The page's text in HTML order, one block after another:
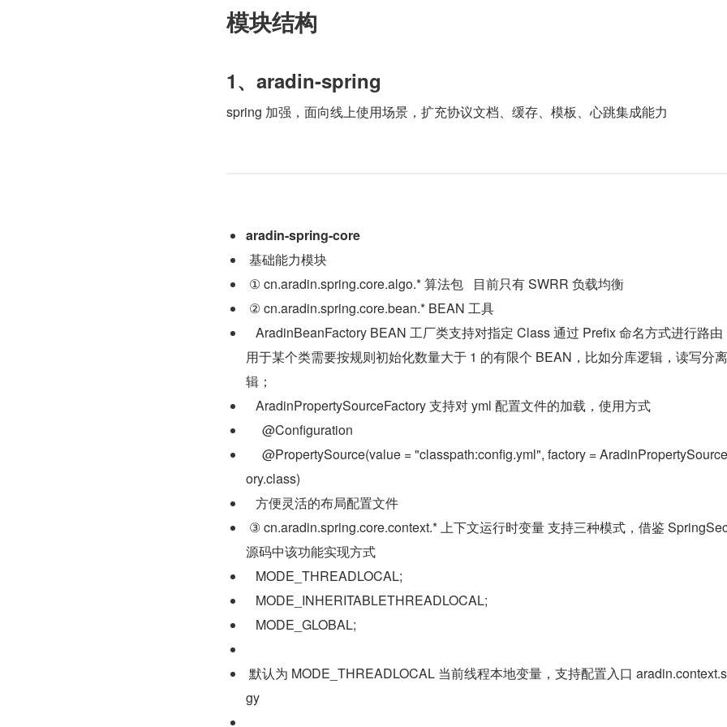
模块结构
1、aradin-spring
spring 加强，面向线上使用场景，扩充协议文档、缓存、模板、心跳集成能力
aradin-spring-core
基础能力模块
① cn.aradin.spring.core.algo.* 算法包   目前只有 SWRR 负载均衡
② cn.aradin.spring.core.bean.* BEAN 工具
AradinBeanFactory BEAN 工厂类支持对指定 Class 通过 Prefix 命名方式进行路由
用于某个类需要按规则初始化数量大于 1 的有限个 BEAN，比如分库逻辑，读写分
辑；
AradinPropertySourceFactory 支持对 yml 配置文件的加载，使用方式
@Configuration
@PropertySource(value = "classpath:config.yml", factory =
ory.class)
方便灵活的布局配置文件
③ cn.aradin.spring.core.context.* 上下文运行时变量 支持三种模式，借鉴
源码中该功能实现方式
MODE_THREADLOCAL;
MODE_INHERITABLETHREADLOCAL;
MODE_GLOBAL;
默认为 MODE_THREADLOCAL 当前线程本地变量，支持配置入口
gy